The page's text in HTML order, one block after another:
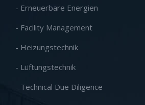
- Erneuerbare Energien
- Facility Management
- Heizungstechnik
- Lüftungstechnik
- Technical Due Diligence